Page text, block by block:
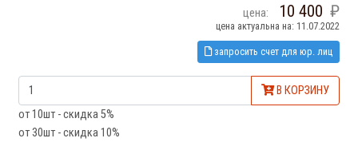
цена: 10 400
цена актуальна на: 11.07.2022
запросить счет для юр. лиц
В КОРЗИНУ
от 10шт - скидка 5%
от 30шт - скидка 10%